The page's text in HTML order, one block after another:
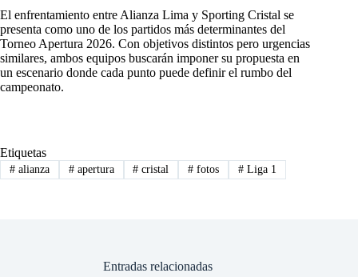
El enfrentamiento entre Alianza Lima y Sporting Cristal se
presenta como uno de los partidos más determinantes del
Torneo Apertura 2026. Con objetivos distintos pero urgencias
similares, ambos equipos buscarán imponer su propuesta en
un escenario donde cada punto puede definir el rumbo del
campeonato.
Etiquetas
#alianza #apertura # cristal # fotos # Liga 1
Entradas relacionadas